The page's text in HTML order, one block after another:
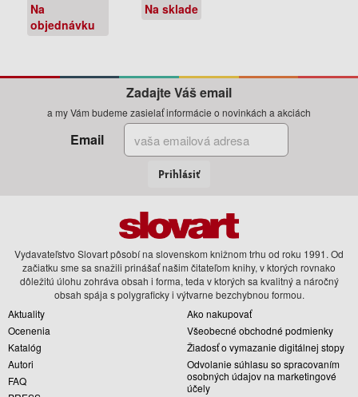
Na
objednávku
Na sklade
Zadajte Váš email
a my Vám budeme zasielať informácie o novinkách a akciách
Email
Prihlásiť
Vydavateľstvo Slovart pôsobí na slovenskom knižnom trhu od roku 1991. Od
začiatku sme sa snažili prinášať našim čitateľom knihy, v ktorých rovnako
dôležitú úlohu zohráva obsah i forma, teda v ktorých sa kvalitný a náročný
obsah spája s polygraficky i výtvarne bezchybnou formou.
Aktuality
Ocenenia
Katalóg
Autori
FAQ
Ako nakupovať
Všeobecné obchodné podmienky
Žiadosť o vymazanie digitálnej stopy
Odvolanie súhlasu so spracovaním
osobných údajov na marketingové
účely